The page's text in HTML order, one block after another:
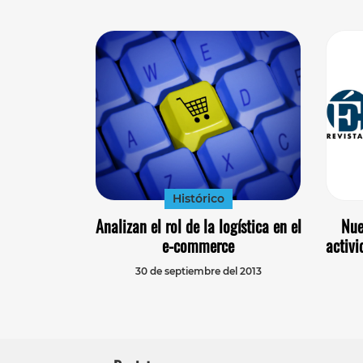
Histórico
Analizan el rol de la logística en el
e-commerce
30 de septiembre del 2013